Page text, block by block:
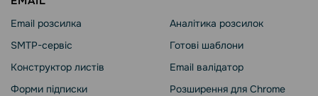
Email розсилка
SMTP-сервіс
Конструктор листів
Форми підписки
Аналітика розсилок
Готові шаблони
Email валідатор
Розширення для Chrome